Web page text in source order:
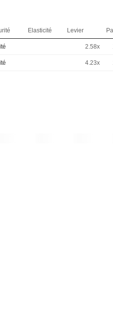
Elasticité Levier
2.58x
4.23x